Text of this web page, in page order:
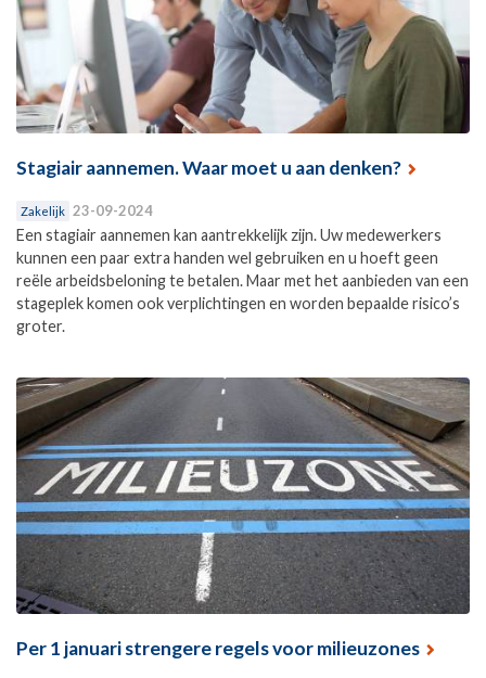
Stagiair aannemen. Waar moet u aan denken?
Zakelijk 23-09-2024
Een stagiair aannemen kan aantrekkelijk zijn. Uw medewerkers
kunnen een paar extra handen wel gebruiken en u hoeft geen
reële arbeidsbeloning te betalen. Maar met het aanbieden van een
stageplek komen ook verplichtingen en worden bepaalde risico’s
groter.
Per 1 januari strengere regels voor milieuzones